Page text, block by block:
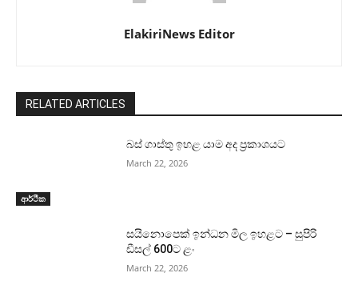
ElakiriNews Editor
RELATED ARTICLES
ආර්ථික
බස් ගාස්තු ඉහළ යාම අද ප්‍රකාශයට
March 22, 2026
සයිනොපෙක් ඉන්ධන මිල ඉහළට – සුපිරි
ඩීසල් 600ට ළං
March 22, 2026